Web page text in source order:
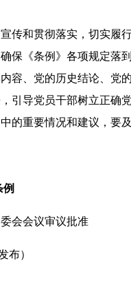
和贯彻落实，切实履
保《条例》各项规定落
容、党的历史结论、党
引导党员干部树立正确
的重要情况和建议，要及
会会议审议批准
布）